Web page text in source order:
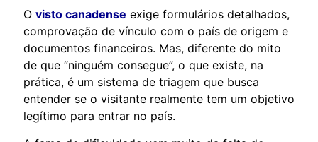
O visto canadense exige formulários detalhados,
comprovação de vínculo com o país de origem e
documentos financeiros. Mas, diferente do mito
de que “ninguém consegue”, o que existe, na
prática, é um sistema de triagem que busca
entender se o visitante realmente tem um objetivo
legítimo para entrar no país.